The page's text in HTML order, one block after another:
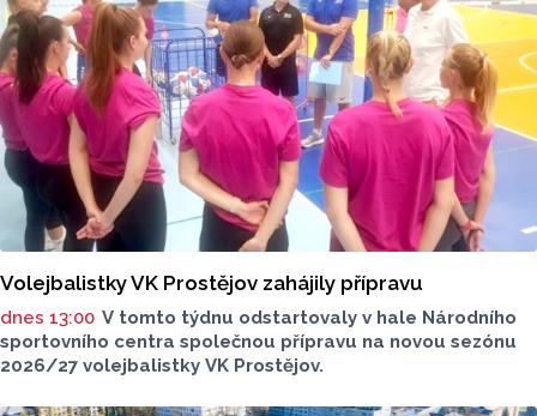
Volejbalistky VK Prostějov zahájily přípravu
dnes 13:00 V tomto týdnu odstartovaly v hale Národního
sportovního centra společnou přípravu na novou sezónu
2026/27 volejbalistky VK Prostějov.